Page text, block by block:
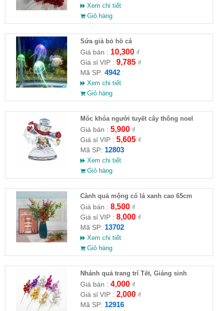
Xem chi tiết
Giỏ hàng
Sứa giả bỏ hồ cá
Giá bán : 10,300₫
Giá sỉ VIP : 9,785₫
Mã SP: 4942
Xem chi tiết
Giỏ hàng
Móc khóa người tuyết cây thông noel
Giá bán : 5,900₫
Giá sỉ VIP : 5,605₫
Mã SP: 12803
Xem chi tiết
Giỏ hàng
Cành quả mộng có lá xanh cao 65cm
Giá bán : 8,500₫
Giá sỉ VIP : 8,000₫
Mã SP: 13702
Xem chi tiết
Giỏ hàng
Nhánh quả trang trí Tết, Giáng sinh
Giá bán : 4,000₫
Giá sỉ VIP : 2,000₫
Mã SP: 12916